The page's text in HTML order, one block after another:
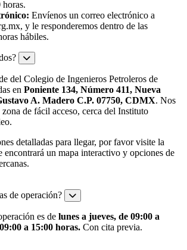
Envíenos un correo electrónico a
, y le responderemos dentro de las
hábiles.
del Colegio de Ingenieros Petroleros de
en Poniente 134, Número 411, Nueva
A. Madero C.P. 07750, CDMX. Nos
de fácil acceso, cerca del Instituto
detalladas para llegar, por favor visite la
encontrará un mapa interactivo y opciones de
de operación?
es de lunes a jueves, de 09:00 a
a 15:00 horas. Con cita previa.